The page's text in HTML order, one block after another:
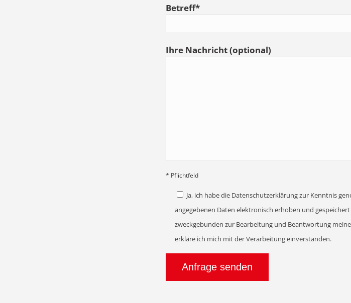
Betreff*
Ihre Nachricht (optional)
* Pflichtfeld
Ja, ich habe die Datenschutzerklärung zur Kenntnis
angegebenen Daten elektronisch erhoben und
zweckgebunden zur Bearbeitung und Beantwortung
erkläre ich mich mit der Verarbeitung einverstanden.